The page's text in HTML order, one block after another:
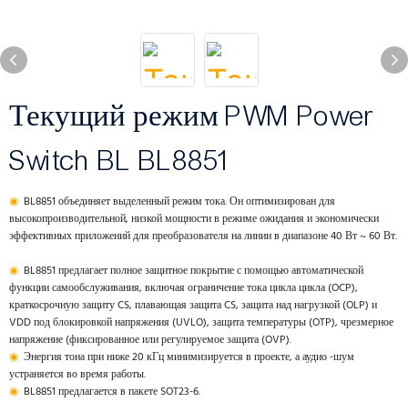
Текущий режим PWM Power
Switch BL BL8851
◉ BL8851 объединяет выделенный режим тока. Он оптимизирован для
высокопроизводительной, низкой мощности в режиме ожидания и экономически
эффективных приложений для преобразователя на линии в диапазоне 40 Вт ~ 60 Вт.
◉ BL8851 предлагает полное защитное покрытие с помощью автоматической
функции самообслуживания, включая ограничение тока цикла цикла (OCP),
краткосрочную защиту CS, плавающая защита CS, защита над нагрузкой (OLP) и
VDD под блокировкой напряжения (UVLO), защита температуры (OTP), чрезмерное
напряжение (фиксированное или регулируемое защита (OVP).
◉ Энергия тона при ниже 20 кГц минимизируется в проекте, а аудио -шум
устраняется во время работы.
◉ BL8851 предлагается в пакете SOT23-6.